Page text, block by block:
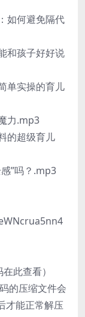
如何避免隔代
和孩子好好说
单实操的育儿
力.mp3
的超级育儿
”吗？.mp3
此查看）
的压缩文件会
才能正常解压